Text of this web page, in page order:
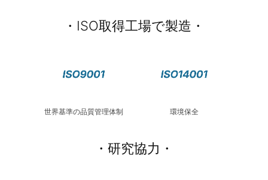
・ISO取得工場で製造・
世界基準の品質管理体制 環境保全
・研究協力・